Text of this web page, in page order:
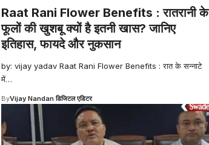
Raat Rani Flower Benefits : रातरानी के
फूलों की खुशबू क्यों है इतनी खास? जानिए
इतिहास, फायदे और नुकसान
by: vijay yadav Raat Rani Flower Benefits : रात के सन्नाटे
में…
ByVijay Nandan डिजिटल एडिटर